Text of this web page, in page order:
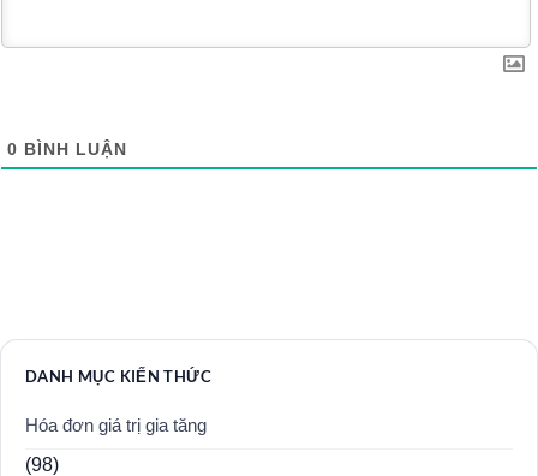
0 BÌNH LUẬN
DANH MỤC KIẾN THỨC
Hóa đơn giá trị gia tăng
(98)